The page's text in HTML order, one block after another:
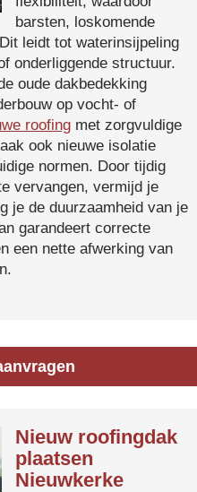
barsten, loskomende
leidt tot waterinsijpeling
onderliggende structuur.
oude dakbedekking
op vocht- of
roofing met zorgvuldige
ook nieuwe isolatie
normen. Door tijdig
vervangen, vermijd je
je de duurzaamheid van je
garandeert correcte
een nette afwerking van
Nieuw roofingdak
plaatsen
Nieuwkerke